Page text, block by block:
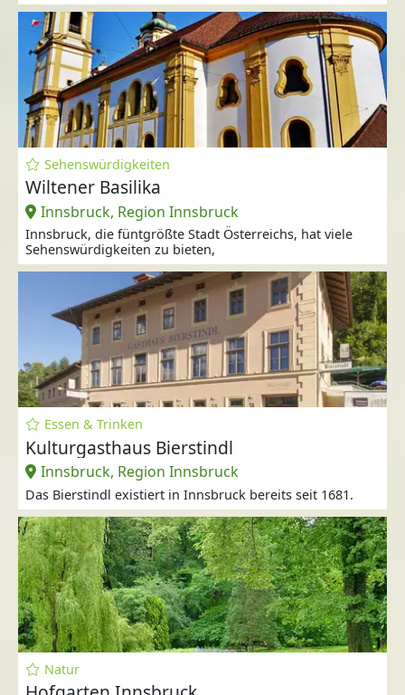
Sehenswürdigkeiten
Wiltener Basilika
Innsbruck, Region Innsbruck
Innsbruck, die füntgrößte Stadt Österreichs, hat viele
Sehenswürdigkeiten zu bieten,
Essen & Trinken
Kulturgasthaus Bierstindl
Innsbruck, Region Innsbruck
Das Bierstindl existiert in Innsbruck bereits seit 1681.
Natur